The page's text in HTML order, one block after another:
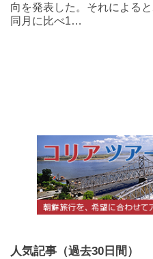
向を発表した。それによる
同月に比べ1…
人気記事（過去30日間）